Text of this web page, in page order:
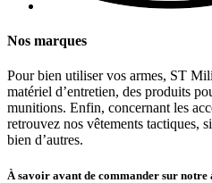
Nos marques
Pour bien utiliser vos armes, ST
matériel d’entretien, des produits
munitions. Enfin, concernant les
retrouvez nos vêtements tactiques,
bien d’autres.
À savoir avant de commander sur